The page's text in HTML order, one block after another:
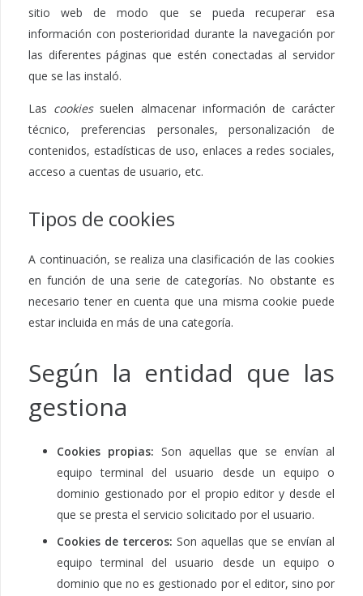
sitio web de modo que se pueda recuperar esa
información con posterioridad durante la navegación por
las diferentes páginas que estén conectadas al servidor
que se las instaló.
Las cookiessuelen almacenar información de carácter
técnico, preferencias personales, personalización de
contenidos, estadísticas de uso, enlaces a redes sociales,
acceso a cuentas de usuario, etc.
Tipos de cookies
A continuación, se realiza una clasificación de las cookies
en función de una serie de categorías. No obstante es
necesario tener en cuenta que una misma cookie puede
estar incluida en más de una categoría.
Según la entidad que las
gestiona
Cookies propias: Son aquellas que se envían al
equipo terminal del usuario desde un equipo o
dominio gestionado por el propio editor y desde el
que se presta el servicio solicitado por el usuario.
Cookies de terceros: Son aquellas que se envían al
equipo terminal del usuario desde un equipo o
dominio que no es gestionado por el editor, sino por